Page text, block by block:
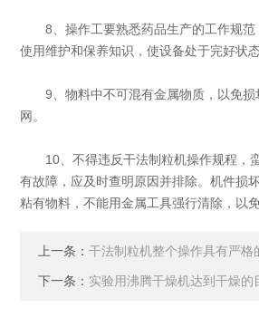
8、操作工要熟悉药品生产的工作规范
使用维护和保养知识，使设备处于完好状态
9、物料中不可混有金属物质，以免损
网。
10、不得违反干法制粒机操作规程，
有故障，应及时查明原因并排除。机件损
粘有物料，不能用金属工具强行清除，以
上一条：干法制粒机整个操作具有严格
下一条： 实验用沸腾干燥机达到干燥的